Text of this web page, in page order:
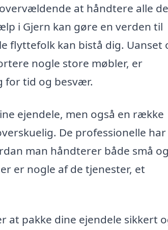
at håndtere alle de
i Gjern kan gøre en verden til
flyttefolk kan bistå dig. Uanset
nogle store møbler, er
for tid og besvær.
ejendele, men også en række
De professionelle har
man håndterer både små og
er nogle af de tjenester, et
pakke dine ejendele sikkert